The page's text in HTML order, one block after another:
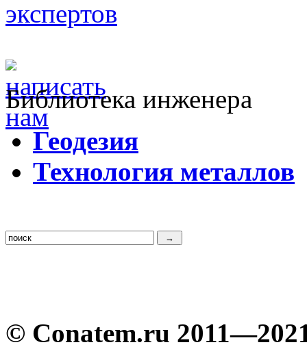
Библиотека инженера
Геодезия
Технология металлов
© Conatem.ru